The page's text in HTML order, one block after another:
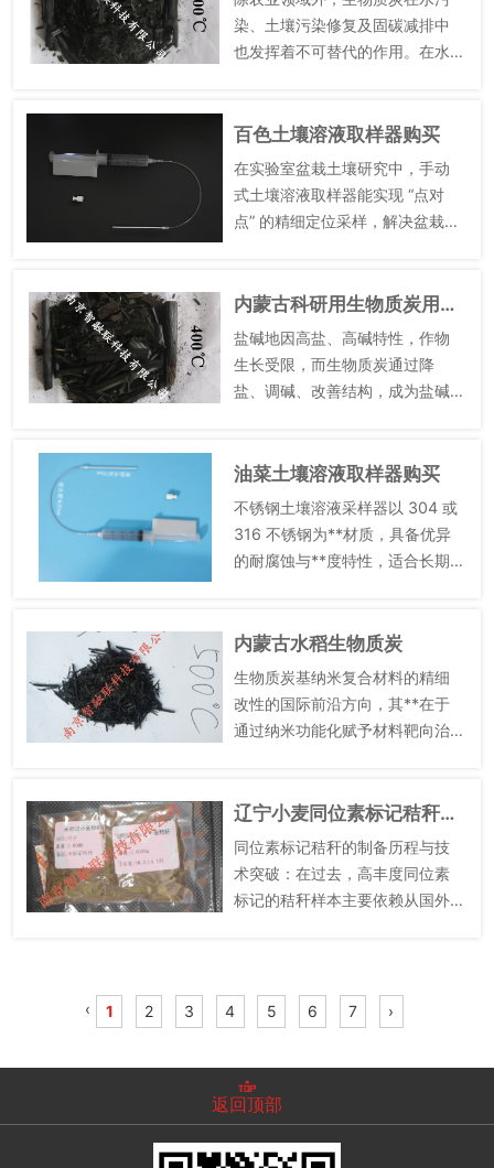
染、土壤污染修复及固碳减排中
也发挥着不可替代的作用。在水
（如染料、***）、重金属离子及
氮磷营养盐具有高效吸附能力
—...
百色土壤溶液取样器购买
在实验室盆栽土壤研究中，手动
式土壤溶液取样器能实现 “点对
点” 的精细定位采样，解决盆栽土
系密集且分布不均，自动采样器
的固定装置易破坏盆栽...
内蒙古科研用生物质炭用途是什么
盐碱地因高盐、高碱特性，作物
生长受限，而生物质炭通过降
盐、调碱、改善结构，成为盐碱
~6t/hm² 秸秆基生物质炭，其多
孔结构可吸附土...
油菜土壤溶液取样器购买
不锈钢土壤溶液采样器以 304 或
316 不锈钢为**材质，具备优异
的耐腐蚀与**度特性，适合长期
密封盖三部分，采样管内径多为 1
0-20mm...
内蒙古水稻生物质炭
生物质炭基纳米复合材料的精细
改性的国际前沿方向，其**在于
通过纳米功能化赋予材料靶向治
具代表性，通过KOH化学蚀刻使
竹炭比表面积从24.9m²/...
辽宁小麦同位素标记秸秆怎么制作
同位素标记秸秆的制备历程与技
术突破：在过去，高丰度同位素
标记的秸秆样本主要依赖从国外
一难题，进行了大量密闭环境植
物...
‹ 1 2 3 4 5 6 7 ›
返回顶部